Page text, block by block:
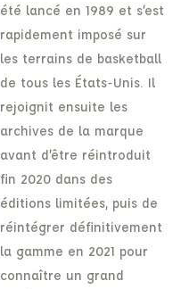
été lancé en 1989 et s’est
rapidement imposé sur
les terrains de basketball
de tous les États-Unis. Il
rejoignit ensuite les
archives de la marque
avant d’être réintroduit
fin 2020 dans des
éditions limitées, puis de
réintégrer définitivement
la gamme en 2021 pour
connaître un grand